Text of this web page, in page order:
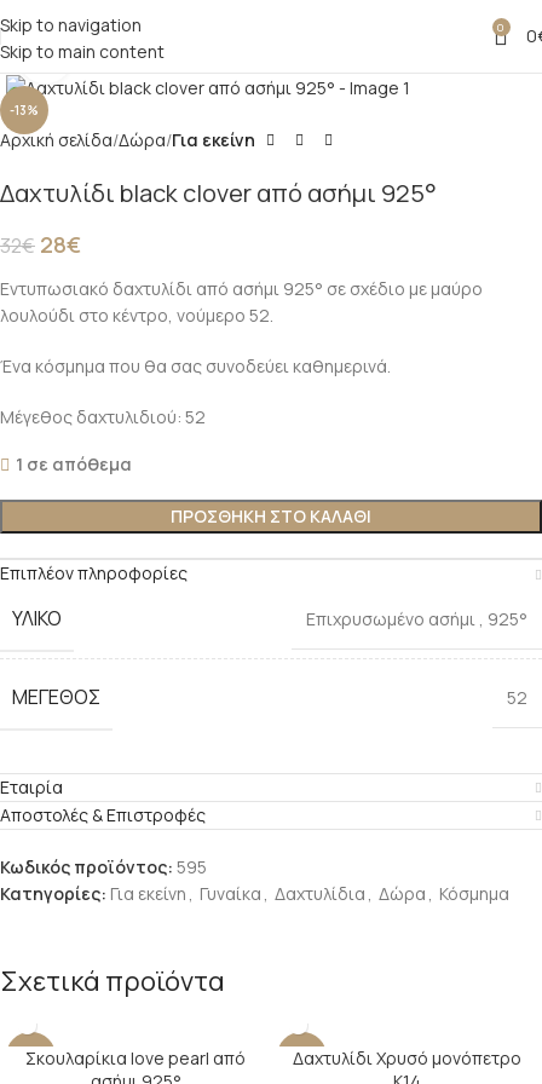
Skip to navigation
Skip to main content
0 0
-13%
Click to enlarge
Αρχική σελίδα Δώρα Για εκείνη
Δαχτυλίδι black clover από ασήμι 925°
32€ 28€
Εντυπωσιακό δαχτυλίδι από ασήμι 925° σε σχέδιο με μαύρο
λουλούδι στο κέντρο, νούμερο 52.
Ένα κόσμημα που θα σας συνοδεύει καθημερινά.
Μέγεθος δαχτυλιδιού: 52
1 σε απόθεμα
ΠΡΟΣΘΉΚΗ ΣΤΟ ΚΑΛΆΘΙ
Επιπλέον πληροφορίες
ΥΛΙΚΌ Επιχρυσωμένο ασήμι , 925°
ΜΈΓΕΘΟΣ 52
Εταιρία
Αποστολές & Επιστροφές
Κωδικός προϊόντος: 595
Κατηγορίες: Για εκείνη , Γυναίκα , Δαχτυλίδια , Δώρα , Κόσμημα
Σχετικά προϊόντα
-29%
Σκουλαρίκια love pearl από
-24%
Δαχτυλίδι Χρυσό μονόπετρο